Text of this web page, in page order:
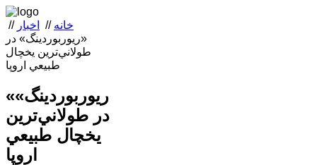
خانه // اخبار //
«ريوربوردينگ» در
طولاني‌ترين يخچال
طبيعي اروپا
«ريوربوردينگ»
در طولاني‌ترين
يخچال طبيعي
اروپا